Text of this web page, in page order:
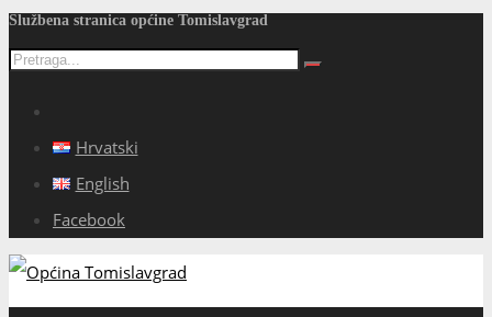
Službena stranica općine Tomislavgrad
Hrvatski
English
Facebook